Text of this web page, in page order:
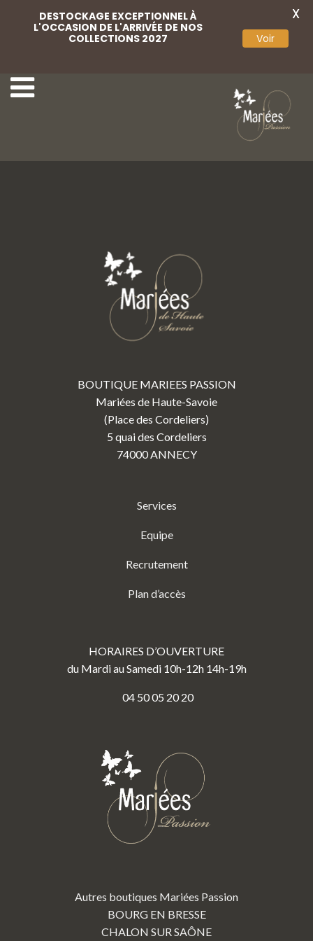
BOUTIQUE MARIEES PASSION
Mariées de Haute-Savoie
(Place des Cordeliers)
5 quai des Cordeliers
74000 ANNECY
Services
Equipe
Recrutement
Plan d’accès
HORAIRES D’OUVERTURE
du Mardi au Samedi 10h-12h 14h-19h
04 50 05 20 20
Autres boutiques Mariées Passion
BOURG EN BRESSE
CHALON SUR SAÔNE
DESTOCKAGE EXCEPTIONNEL À
L'OCCASION DE L'ARRIVÉE DE NOS
COLLECTIONS 2027
Voir
X